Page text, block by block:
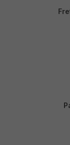
Promove o
acne e queda
Contribui para
garantindo